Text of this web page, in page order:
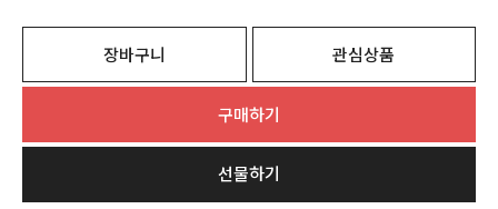
장바구니 관심상품
구매하기
선물하기